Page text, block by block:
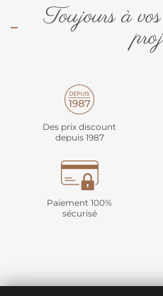
Toujours à
Des prix discount
depuis 1987
Paiement 100%
sécurisé